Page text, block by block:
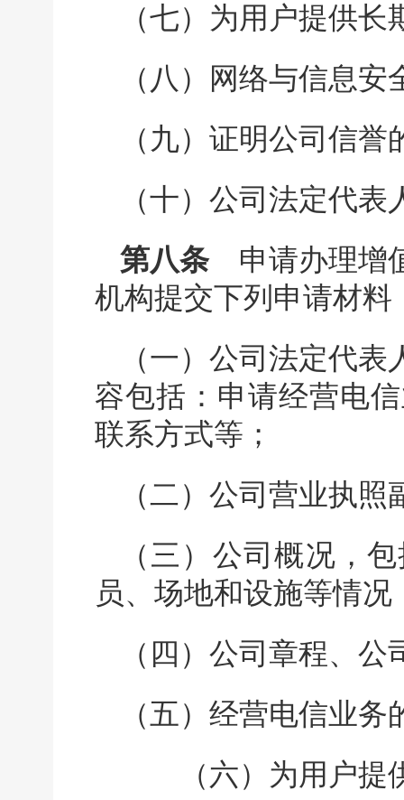
（七）为用户提供
（八）网络与信息
（九）证明公司信
（十）公司法定代
第八条申请办理增
机构提交下列申请材料
（一）公司法定代
容包括：申请经营电
联系方式等；
（二）公司营业执
（三）公司概况，
员、场地和设施等情况
（四）公司章程、
（五）经营电信业
（六）为用户提供